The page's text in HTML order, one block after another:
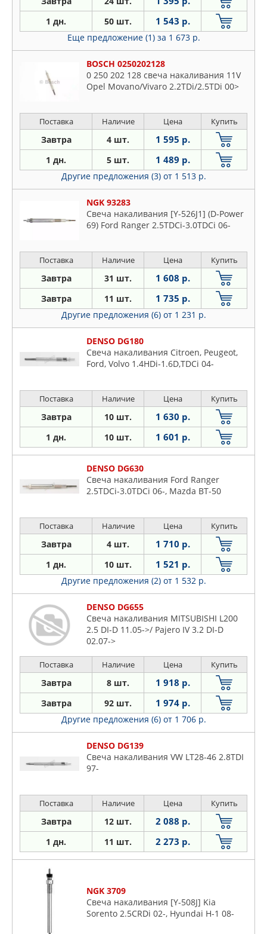
1 дн. 50 шт. 1 543 р.
Еще предложение (1) за 1 673 р.
BOSCH 0250202128
0 250 202 128 свеча накаливания 11V
Opel Movano/Vivaro 2.2TDi/2.5TDi 00>
Поставка Наличие Цена Купить
Завтра 4 шт. 1 595 р.
1 дн. 5 шт. 1 489 р.
Другие предложения (3) от 1 513 р.
NGK 93283
Свеча накаливания [Y-526J1] (D-Power
69) Ford Ranger 2.5TDCi-3.0TDCi 06-
Поставка Наличие Цена Купить
Завтра 31 шт. 1 608 р.
Завтра 11 шт. 1 735 р.
Другие предложения (6) от 1 231 р.
DENSO DG180
Свеча накаливания Citroen, Peugeot,
Ford, Volvo 1.4HDi-1.6D,TDCi 04-
Поставка Наличие Цена Купить
Завтра 10 шт. 1 630 р.
1 дн. 10 шт. 1 601 р.
DENSO DG630
Свеча накаливания Ford Ranger
2.5TDCi-3.0TDCi 06-, Mazda BT-50
Поставка Наличие Цена Купить
Завтра 4 шт. 1 710 р.
1 дн. 10 шт. 1 521 р.
Другие предложения (2) от 1 532 р.
DENSO DG655
Свеча накаливания MITSUBISHI L200
2.5 DI-D 11.05->/ Pajero IV 3.2 DI-D
02.07->
Поставка Наличие Цена Купить
Завтра 8 шт. 1 918 р.
Завтра 92 шт. 1 974 р.
Другие предложения (6) от 1 706 р.
DENSO DG139
Свеча накаливания VW LT28-46 2.8TDI
97-
Поставка Наличие Цена Купить
Завтра 12 шт. 2 088 р.
1 дн. 11 шт. 2 273 р.
NGK 3709
Свеча накаливания [Y-508J] Kia
Sorento 2.5CRDi 02-, Hyundai H-1 08-